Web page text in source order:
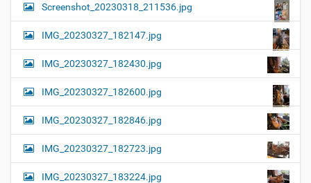
Screenshot_20230318_211536.jpg
IMG_20230327_182147.jpg
IMG_20230327_182430.jpg
IMG_20230327_182600.jpg
IMG_20230327_182846.jpg
IMG_20230327_182723.jpg
IMG_20230327_183224.jpg